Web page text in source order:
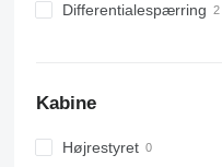
Differentialespærring
Kabine
Højrestyret